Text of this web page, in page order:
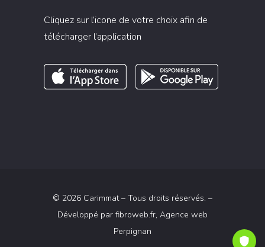
Cliquez sur l’icone de votre choix afin de
télécharger l’application
© 2026 Carimmat – Tous droits réservés. –
Développé par fibroweb.fr, Agence web
Perpignan